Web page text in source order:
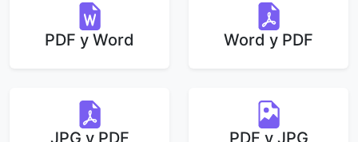
PDF у Word Word у PDF
JPG у PDF PDF у JPG